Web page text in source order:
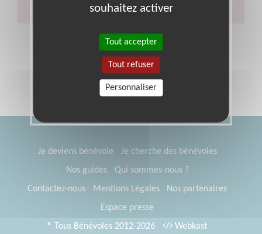
Effectuer une nouvelle recherche
Je deviens bénévole
Je cherche des bénévoles
Nos guides
Qui sommes-nous ?
Contactez-nous
Mentions Légales
Nos partenaires
Espace presse
® Tous Bénévoles 2012-2026
Webkast
souhaitez activer
Tout accepter
Tout refuser
Personnaliser